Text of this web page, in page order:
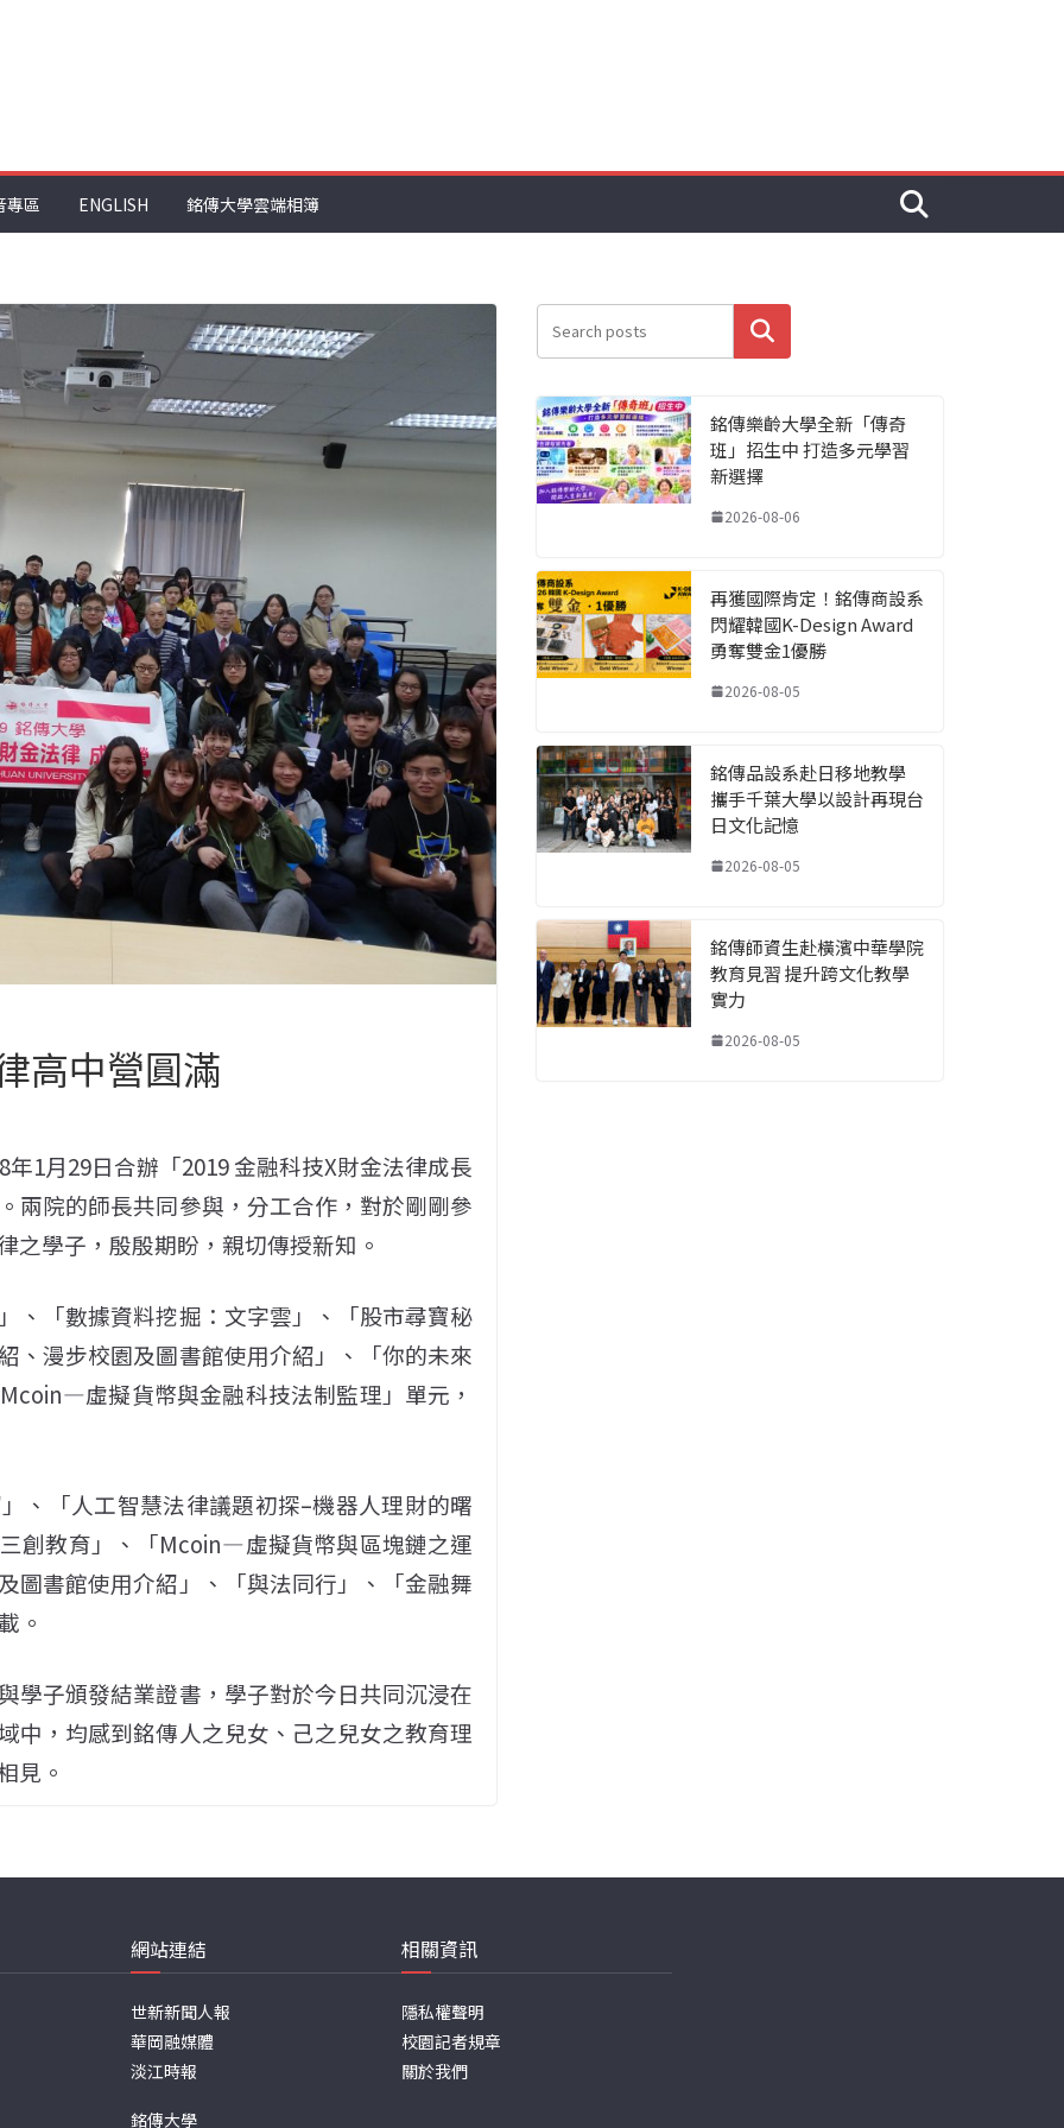
專區 ENGLISH 銘傳大學雲端相簿
高中營圓滿
1月29日合辦「2019 金融科技X財金法律成長
兩院的師長共同參與，分工合作，對於剛剛參
之學子，殷殷期盼，親切傳授新知。
、「數據資料挖掘：文字雲」、「股市尋寶秘
、漫步校園及圖書館使用介紹」、「你的未來
虛擬貨幣與金融科技法制監理」單元，
、「人工智慧法律議題初探–機器人理財的曙
創教育」、「Mcoin—虛擬貨幣與區塊鏈之運
圖書館使用介紹」、「與法同行」、「金融舞
。
學子頒發結業證書，學子對於今日共同沉浸在
中，均感到銘傳人之兒女、己之兒女之教育理
見。
搜尋
銘傳樂齡大學全新「傳奇
班」招生中 打造多元學習
新選擇
2026-08-06
再獲國際肯定！銘傳商設系
閃耀韓國K-Design Award
勇奪雙金1優勝
2026-08-05
銘傳品設系赴日移地教學
攜手千葉大學以設計再現台
日文化記憶
2026-08-05
銘傳師資生赴橫濱中華學院
教育見習 提升跨文化教學
實力
2026-08-05
網站連結
世新新聞人報
華岡融媒體
淡江時報
銘傳大學
相關資訊
隱私權聲明
校園記者規章
關於我們